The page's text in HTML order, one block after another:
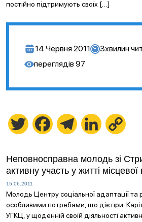
постійно підтримують своїх […]
14 Червня 2011 3хвилин
переглядів 97
Twitter FacebookTelegramLinkedIn
Неповносправна молодь зі
активну участь у житті
15.06.2011
Молодь Центру соціальної адаптації та
особливими потребами, що діє при
УГКЦ, у щоденній своїй діяльності